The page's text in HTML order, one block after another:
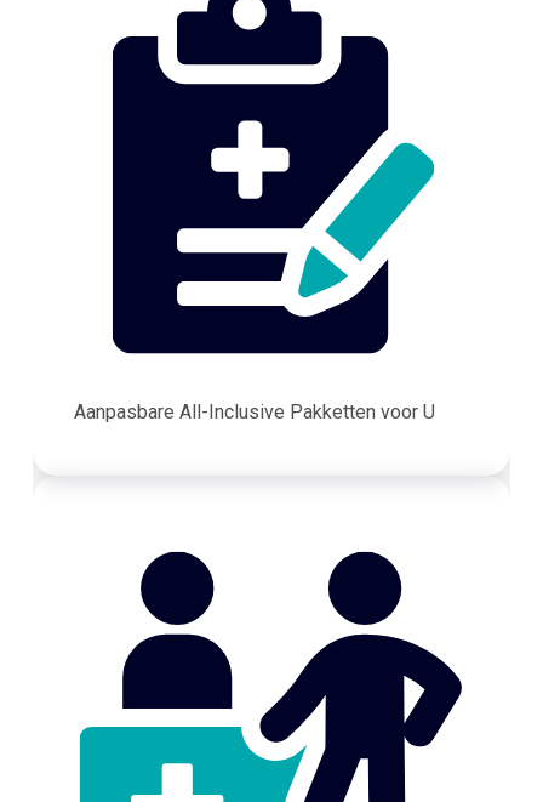
Aanpasbare All-Inclusive Pakketten voor U